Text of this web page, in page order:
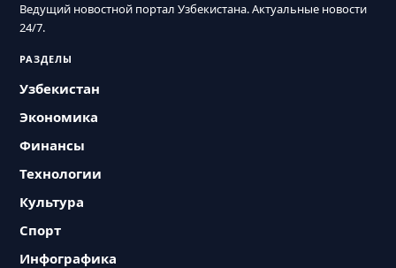
Ведущий новостной портал Узбекистана. Актуальные новости
24/7.
РАЗДЕЛЫ
Узбекистан
Экономика
Финансы
Технологии
Культура
Спорт
Инфографика